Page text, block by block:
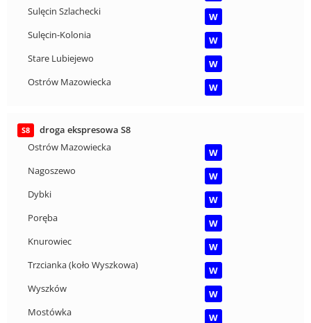
Sulęcin Szlachecki
W
Sulęcin-Kolonia
W
Stare Lubiejewo
W
Ostrów Mazowiecka
W
S8
droga ekspresowa S8
Ostrów Mazowiecka
W
Nagoszewo
W
Dybki
W
Poręba
W
Knurowiec
W
Trzcianka (koło Wyszkowa)
W
Wyszków
W
Mostówka
W